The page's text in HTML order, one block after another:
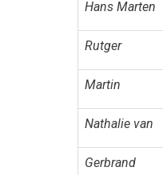
Hans Marten
Rutger
Martin
Nathalie van
Gerbrand